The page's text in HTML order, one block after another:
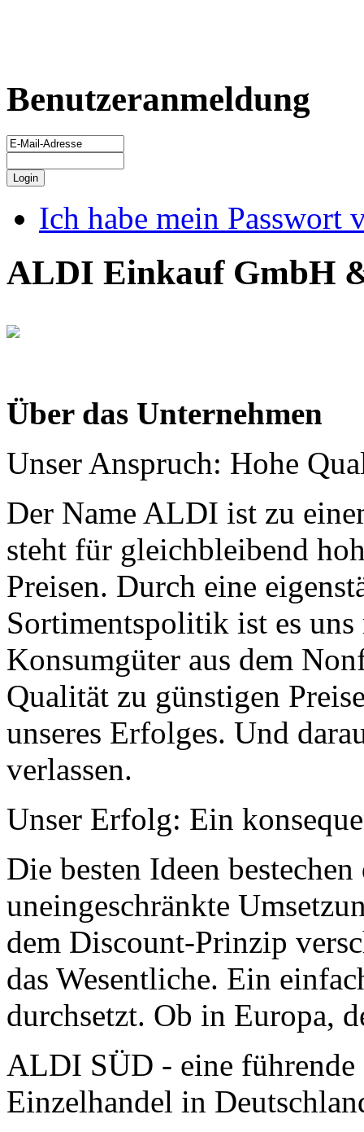
Benutzeranmeldung
Ich habe mein Passwort
ALDI Einkauf GmbH
Über das Unternehmen
Unser Anspruch: Hohe
Der Name ALDI ist zu
steht für gleichbleibend
Preisen. Durch eine
Sortimentspolitik ist es
Konsumgüter aus dem
Qualität zu günstigen
unseres Erfolges. Und
verlassen.
Unser Erfolg: Ein
Die besten Ideen
uneingeschränkte
dem Discount-Prinzip
das Wesentliche. Ein
durchsetzt. Ob in Europa,
ALDI SÜD - eine
Einzelhandel in